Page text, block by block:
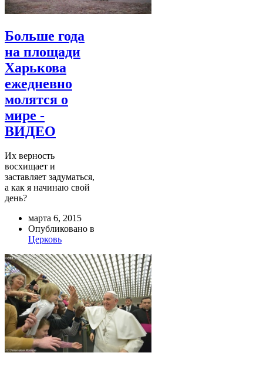
Больше года
на площади
Харькова
ежедневно
молятся о
мире -
ВИДЕО
Их верность
восхищает и
заставляет задуматься,
а как я начинаю свой
день?
марта 6, 2015
Опубликовано в
Церковь